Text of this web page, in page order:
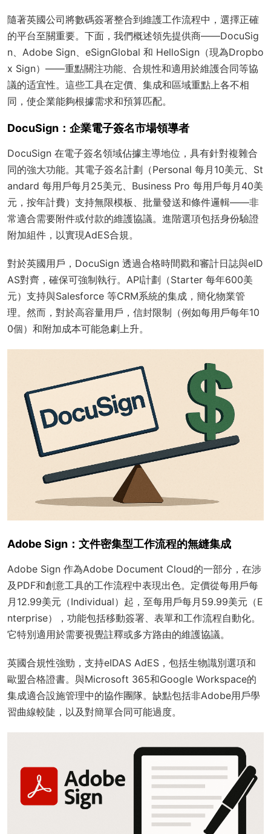
隨著英國公司將數碼簽署整合到維護工作流程中，選擇正確
的平台至關重要。下面，我們概述領先提供商——DocuSig
n、Adobe Sign、eSignGlobal 和 HelloSign（現為Dropbo
x Sign）——重點關注功能、合規性和適用於維護合同等協
議的适宜性。這些工具在定價、集成和區域重點上各不相
同，使企業能夠根據需求和預算匹配。
DocuSign：企業電子簽名市場領導者
DocuSign 在電子簽名領域佔據主導地位，具有針對複雜合
同的強大功能。其電子簽名計劃（Personal 每月10美元、St
andard 每用戶每月25美元、Business Pro 每用戶每月40美
元，按年計費）支持無限模板、批量發送和條件邏輯——非
常適合需要附件或付款的維護協議。進階選項包括身份驗證
附加組件，以實現AdES合規。
對於英國用戶，DocuSign 透過合格時間戳和審計日誌與eID
AS對齊，確保可強制執行。API計劃（Starter 每年600美
元）支持與Salesforce 等CRM系統的集成，簡化物業管
理。然而，對於高容量用戶，信封限制（例如每用戶每年10
0個）和附加成本可能急劇上升。
Adobe Sign：文件密集型工作流程的無縫集成
Adobe Sign 作為Adobe Document Cloud的一部分，在涉
及PDF和創意工具的工作流程中表現出色。定價從每用戶每
月12.99美元（Individual）起，至每用戶每月59.99美元（E
nterprise），功能包括移動簽署、表單和工作流程自動化。
它特別適用於需要視覺註釋或多方路由的維護協議。
英國合規性強勁，支持eIDAS AdES，包括生物識別選項和
歐盟合格證書。與Microsoft 365和Google Workspace的
集成適合設施管理中的協作團隊。缺點包括非Adobe用戶學
習曲線較陡，以及對簡單合同可能過度。